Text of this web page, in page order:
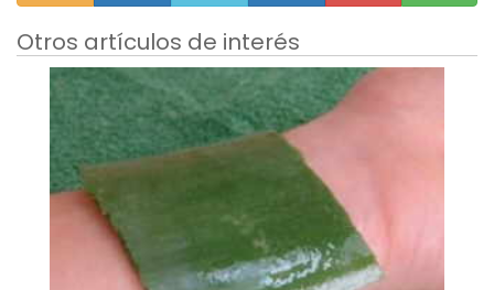
Otros artículos de interés